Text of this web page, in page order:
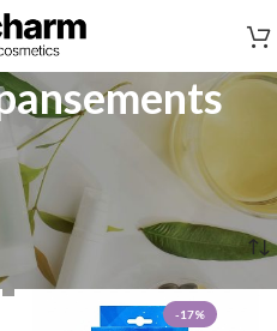
médical et accessoires
-17%